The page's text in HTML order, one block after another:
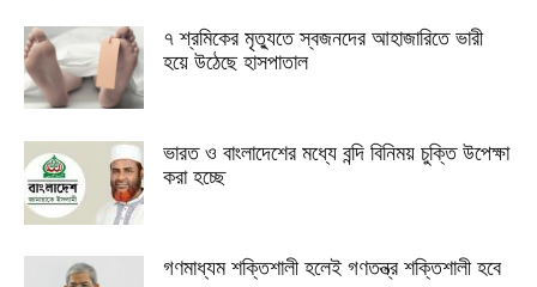
৭ শ্রমিকের মৃত্যুতে স্বজনদের আহাজারিতে ভারী
হয়ে উঠেছে হাসপাতাল
ভারত ও বাংলাদেশের মধ্যে বন্দি বিনিময় চুক্তি উপেক্ষা
করা হচ্ছে
গণমাধ্যম শক্তিশালী হলেই গণতন্ত্র শক্তিশালী হবে